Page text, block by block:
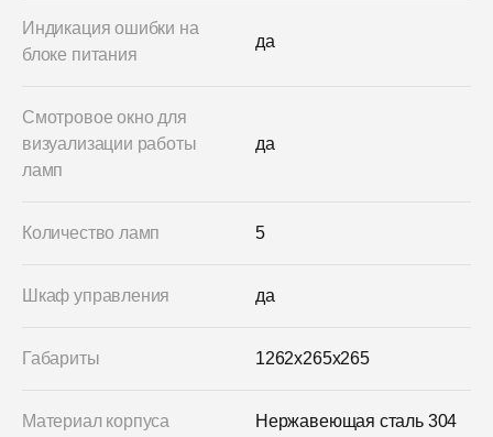
Индикация ошибки на
блоке питания
да
Смотровое окно для
визуализации работы
ламп
да
Количество ламп 5
Шкаф управления да
Габариты 1262x265x265
Материал корпуса Нержавеющая сталь 304